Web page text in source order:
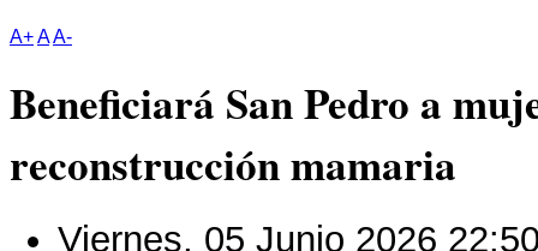
A+AA-
Beneficiará San Pedro a
reconstrucción mamaria
Viernes, 05 Junio 2026